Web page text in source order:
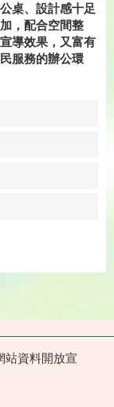
桌、設計感十足
，配合空間整
導效果，又富有
服務的辦公環
站資料開放宣